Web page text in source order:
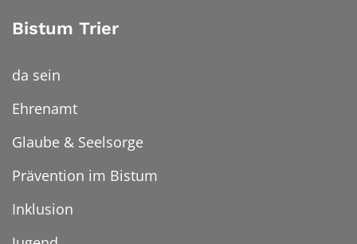
Bistum Trier
da sein
Ehrenamt
Glaube & Seelsorge
Prävention im Bistum
Inklusion